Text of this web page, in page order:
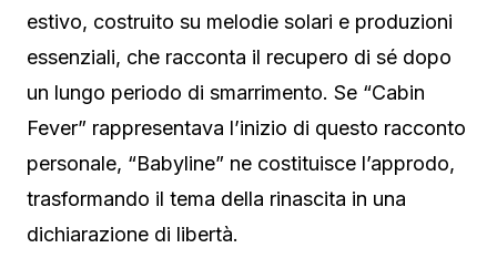
estivo, costruito su melodie solari e produzioni
essenziali, che racconta il recupero di sé dopo
un lungo periodo di smarrimento. Se “Cabin
Fever” rappresentava l’inizio di questo racconto
personale, “Babyline” ne costituisce l’approdo,
trasformando il tema della rinascita in una
dichiarazione di libertà.